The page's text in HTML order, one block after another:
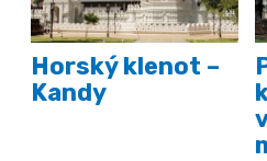
Horský klenot –
Kandy